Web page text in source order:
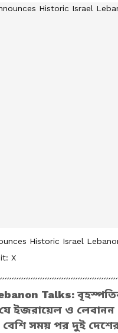
Historic Israel
X
Talks:
ইজরায়েল ও
সময় পর দুই দেশের